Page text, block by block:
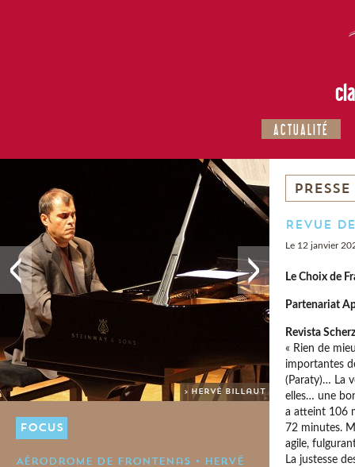
ACTUALITÉ
> Hervé Billaut
FOCUS
Aérodrome de Frontenas • Hervé
PRESSE
Revue
Le 12 janvier
Le Choix de
Partenariat
Revista
« Rien de
importantes
(Paraty)… La
elles… une
a atteint 106
72 minutes.
agile,
La justesse